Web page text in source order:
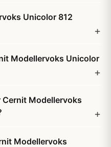
Unicolor 812
Modellervoks Unicolor
Cernit Modellervoks
Modellervoks